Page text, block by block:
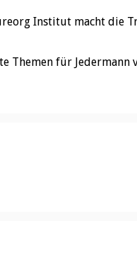
Institut macht die
Themen für Jedermann